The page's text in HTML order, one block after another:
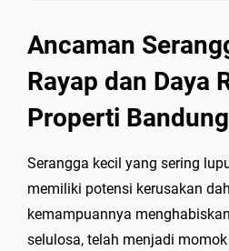
Ancaman
Rayap dan Daya
Properti Bandung
Serangga kecil yang sering
memiliki potensi kerusakan
kemampuannya
selulosa, telah menjadi